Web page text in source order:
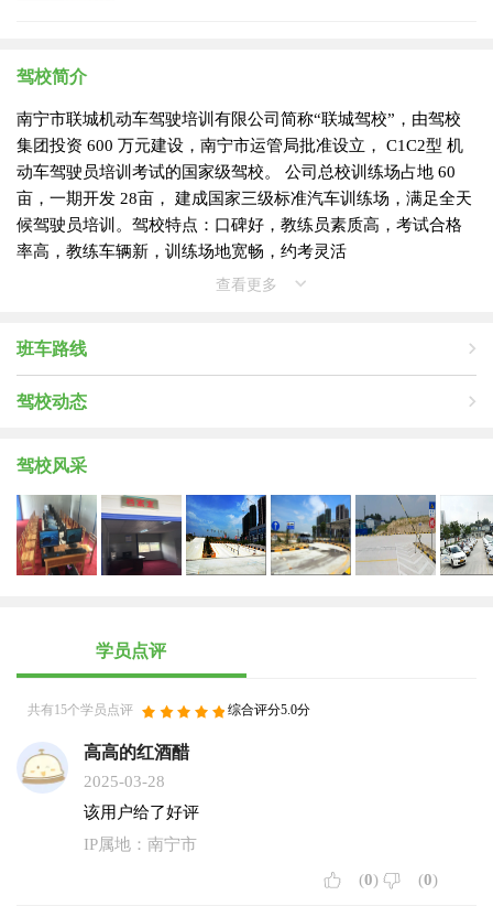
驾校简介
南宁市联城机动车驾驶培训有限公司简称“联城驾校”，由驾校
集团投资 600 万元建设，南宁市运管局批准设立， C1C2型 机
动车驾驶员培训考试的国家级驾校。 公司总校训练场占地 60
亩，一期开发 28亩， 建成国家三级标准汽车训练场，满足全天
候驾驶员培训。驾校特点：口碑好，教练员素质高，考试合格
率高，教练车辆新，训练场地宽畅，约考灵活
查看更多
班车路线
驾校动态
驾校风采
学员点评
共有15个学员点评 综合评分5.0分
高高的红酒醋
2025-03-28
该用户给了好评
IP属地：南宁市
(0) (0)